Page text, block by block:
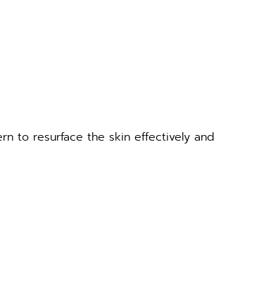
to resurface the skin effectively and